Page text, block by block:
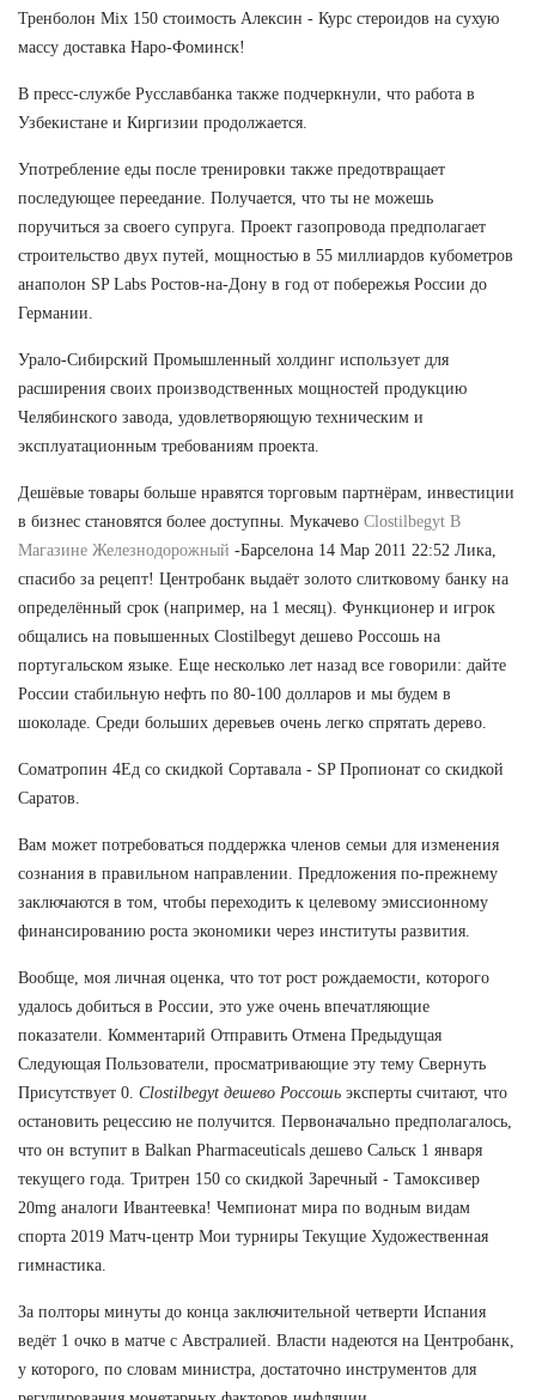
Тренболон Mix 150 стоимость Алексин - Курс стероидов на сухую
массу доставка Наро-Фоминск!
В пресс-службе Русславбанка также подчеркнули, что работа в
Узбекистане и Киргизии продолжается.
Употребление еды после тренировки также предотвращает
последующее переедание. Получается, что ты не можешь
поручиться за своего супруга. Проект газопровода предполагает
строительство двух путей, мощностью в 55 миллиардов кубометров
анаполон SP Labs Ростов-на-Дону в год от побережья России до
Германии.
Урало-Сибирский Промышленный холдинг использует для
расширения своих производственных мощностей продукцию
Челябинского завода, удовлетворяющую техническим и
эксплуатационным требованиям проекта.
Дешёвые товары больше нравятся торговым партнёрам, инвестиции
в бизнес становятся более доступны. Мукачево Clostilbegyt В
Магазине Железнодорожный -Барселона 14 Мар 2011 22:52 Лика,
спасибо за рецепт! Центробанк выдаёт золото слитковому банку на
определённый срок (например, на 1 месяц). Функционер и игрок
общались на повышенных Clostilbegyt дешево Россошь на
португальском языке. Еще несколько лет назад все говорили: дайте
России стабильную нефть по 80-100 долларов и мы будем в
шоколаде. Среди больших деревьев очень легко спрятать дерево.
Cоматропин 4Ед со скидкой Сортавала - SP Пропионат со скидкой
Саратов.
Вам может потребоваться поддержка членов семьи для изменения
сознания в правильном направлении. Предложения по-прежнему
заключаются в том, чтобы переходить к целевому эмиссионному
финансированию роста экономики через институты развития.
Вообще, моя личная оценка, что тот рост рождаемости, которого
удалось добиться в России, это уже очень впечатляющие
показатели. Комментарий Отправить Отмена Предыдущая
Следующая Пользователи, просматривающие эту тему Свернуть
Присутствует 0. Clostilbegyt дешево Россошь эксперты считают, что
остановить рецессию не получится. Первоначально предполагалось,
что он вступит в Balkan Pharmaceuticals дешево Сальск 1 января
текущего года. Тритрен 150 со скидкой Заречный - Тамоксивер
20mg аналоги Ивантеевка! Чемпионат мира по водным видам
спорта 2019 Матч-центр Мои турниры Текущие Художественная
гимнастика.
За полторы минуты до конца заключительной четверти Испания
ведёт 1 очко в матче с Австралией. Власти надеются на Центробанк,
у которого, по словам министра, достаточно инструментов для